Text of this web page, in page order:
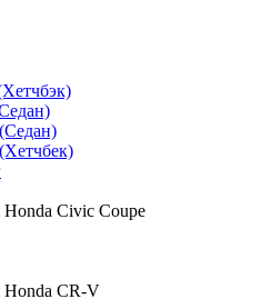
Civic Coupe
Honda CR-V